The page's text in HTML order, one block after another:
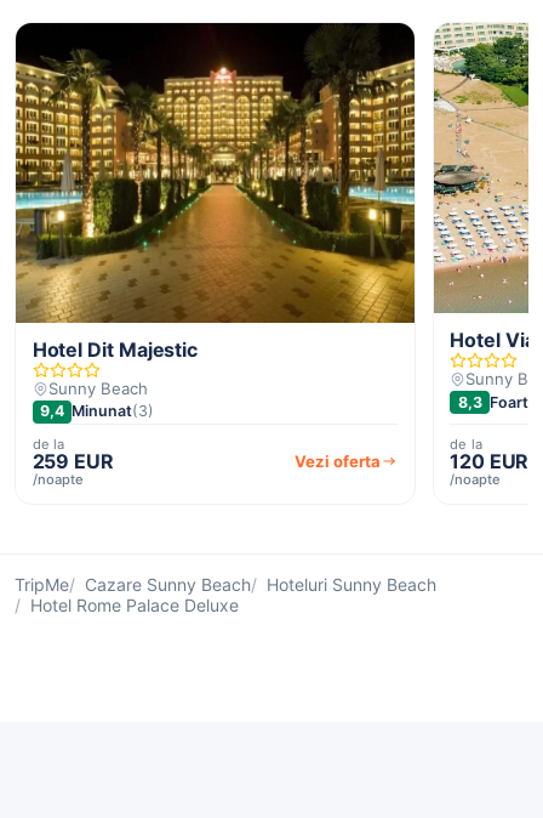
Hotel Dit Majestic
Sunny Beach
9,4 Minunat(3)
de la
259 EUR
/noapte
Vezi oferta
Hotel
Sunny
8,3 Foarte
de la
120 EUR
/noapte
TripMe Cazare Sunny Beach
Hoteluri Sunny Beach
Hotel Rome Palace Deluxe